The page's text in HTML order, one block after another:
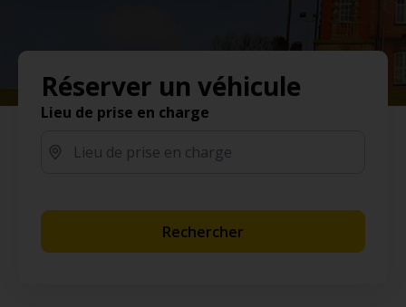
Réserver un véhicule
Lieu de prise en charge
Rechercher